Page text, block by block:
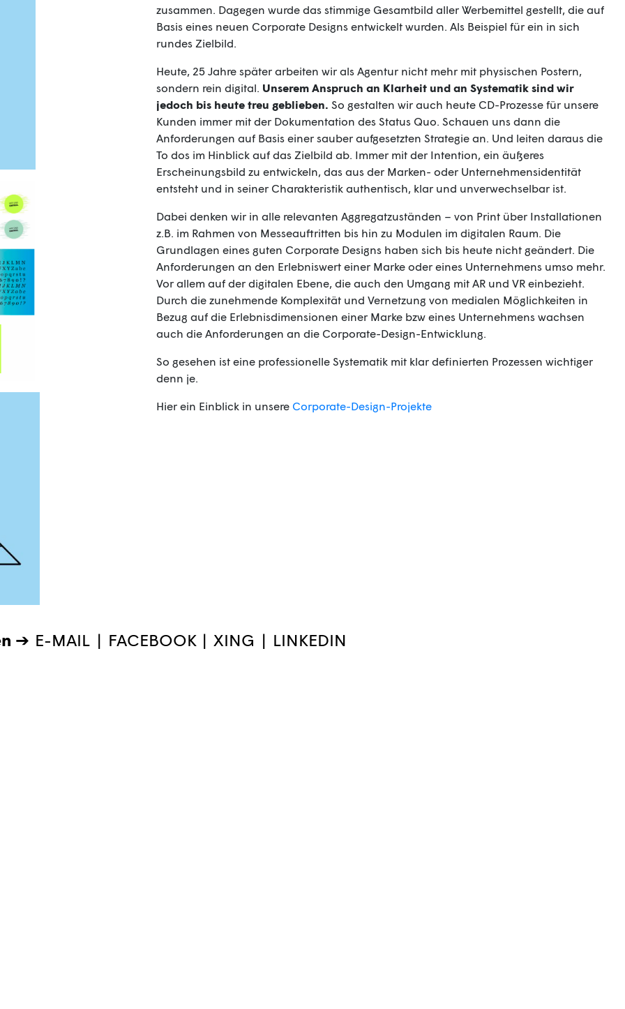
zusammen. Dagegen wurde das stimmige Gesamtbild aller Werbemittel gestellt, die auf
Basis eines neuen Corporate Designs entwickelt wurden. Als Beispiel für ein in sich
rundes Zielbild.
Heute, 25 Jahre später arbeiten wir als Agentur nicht mehr mit physischen Postern,
sondern rein digital. Unserem Anspruch an Klarheit und an Systematik sind wir
jedoch bis heute treu geblieben. So gestalten wir auch heute CD-Prozesse für unsere
Kunden immer mit der Dokumentation des Status Quo. Schauen uns dann die
Anforderungen auf Basis einer sauber aufgesetzten Strategie an. Und leiten daraus die
To dos im Hinblick auf das Zielbild ab. Immer mit der Intention, ein äußeres
Erscheinungsbild zu entwickeln, das aus der Marken- oder Unternehmensidentität
entsteht und in seiner Charakteristik authentisch, klar und unverwechselbar ist.
Dabei denken wir in alle relevanten Aggregatzuständen – von Print über Installationen
z.B. im Rahmen von Messeauftritten bis hin zu Modulen im digitalen Raum. Die
Grundlagen eines guten Corporate Designs haben sich bis heute nicht geändert. Die
Anforderungen an den Erlebniswert einer Marke oder eines Unternehmens umso mehr.
Vor allem auf der digitalen Ebene, die auch den Umgang mit AR und VR einbezieht.
Durch die zunehmende Komplexität und Vernetzung von medialen Möglichkeiten in
Bezug auf die Erlebnisdimensionen einer Marke bzw eines Unternehmens wachsen
auch die Anforderungen an die Corporate-Design-Entwicklung.
So gesehen ist eine professionelle Systematik mit klar definierten Prozessen wichtiger
denn je.
Hier ein Einblick in unsere Corporate-Design-Projekte
➔ E-MAIL | FACEBOOK | XING | LINKEDIN